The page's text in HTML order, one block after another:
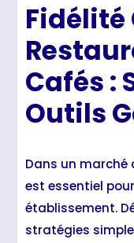
Cafés :
Outils
Dans un
est essentiel
établissement.
stratégies